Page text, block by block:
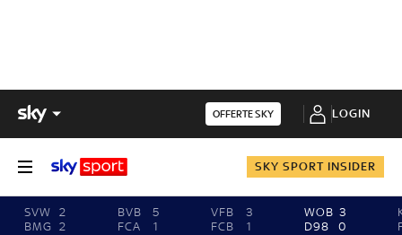
OFFERTE SKY LOGIN
SKY SPORT INSIDER
SVW
2
BMG 2
BVB
5
FCA
1
VFB
3
FCB
1
WOB 3
D98
0